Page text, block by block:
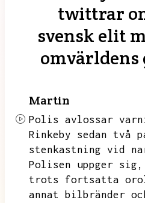
twittrar
svensk elit
Martin
Polis avlossar
Rinkeby sedan
stenkastning vid
Polisen uppger sig,
trots fortsatta
annat bilbränder